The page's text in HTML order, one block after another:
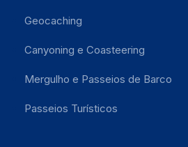
Geocaching
Canyoning e Coasteering
Mergulho e Passeios de Barco
Passeios Turísticos